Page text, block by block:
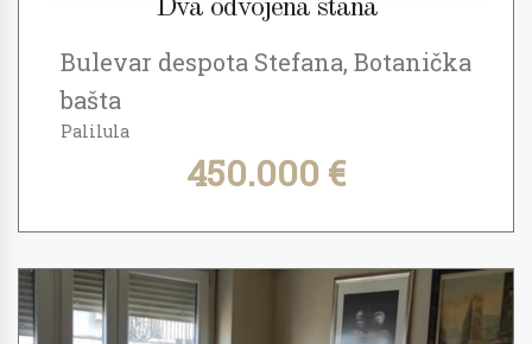
Dva odvojena stana
Bulevar despota Stefana, Botanička
bašta
Palilula
450.000 €